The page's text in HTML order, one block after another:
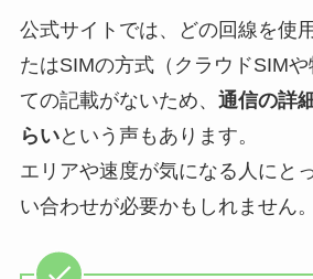
公式サイトでは、どの回線を使
たはSIMの方式（クラウドSIM
ての記載がないため、 通信の詳
らいという声もあります。
エリアや速度が気になる人にと
い合わせが必要かもしれません。